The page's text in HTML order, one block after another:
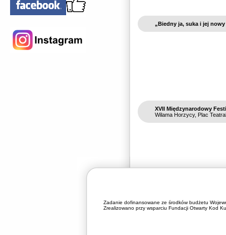
„Biedny ja, suka i jej nowy
XVII Międzynarodowy
Wilama Horzycy, Plac
Zadanie dofinansowane ze środków budżetu
Zrealizowano przy wsparciu Fundacji Otwarty Kod